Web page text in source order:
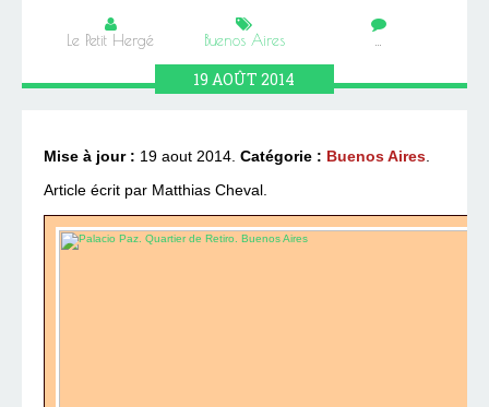
Le Petit Hergé Buenos Aires …
19AOÛT2014
Mise à jour : 19 aout 2014. Catégorie : Buenos Aires.
Article écrit par Matthias Cheval.